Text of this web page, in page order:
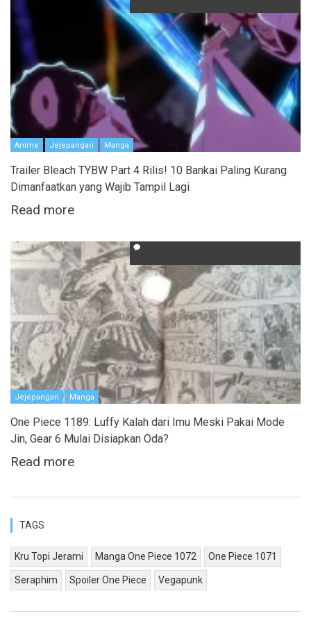
Anime Jejepangan Manga
Trailer Bleach TYBW Part 4 Rilis! 10 Bankai Paling Kurang
Dimanfaatkan yang Wajib Tampil Lagi
Read more
Jejepangan Manga
One Piece 1189: Luffy Kalah dari Imu Meski Pakai Mode
Jin, Gear 6 Mulai Disiapkan Oda?
Read more
TAGS
Kru Topi Jerami Manga One Piece 1072 One Piece 1071
Seraphim Spoiler One Piece Vegapunk